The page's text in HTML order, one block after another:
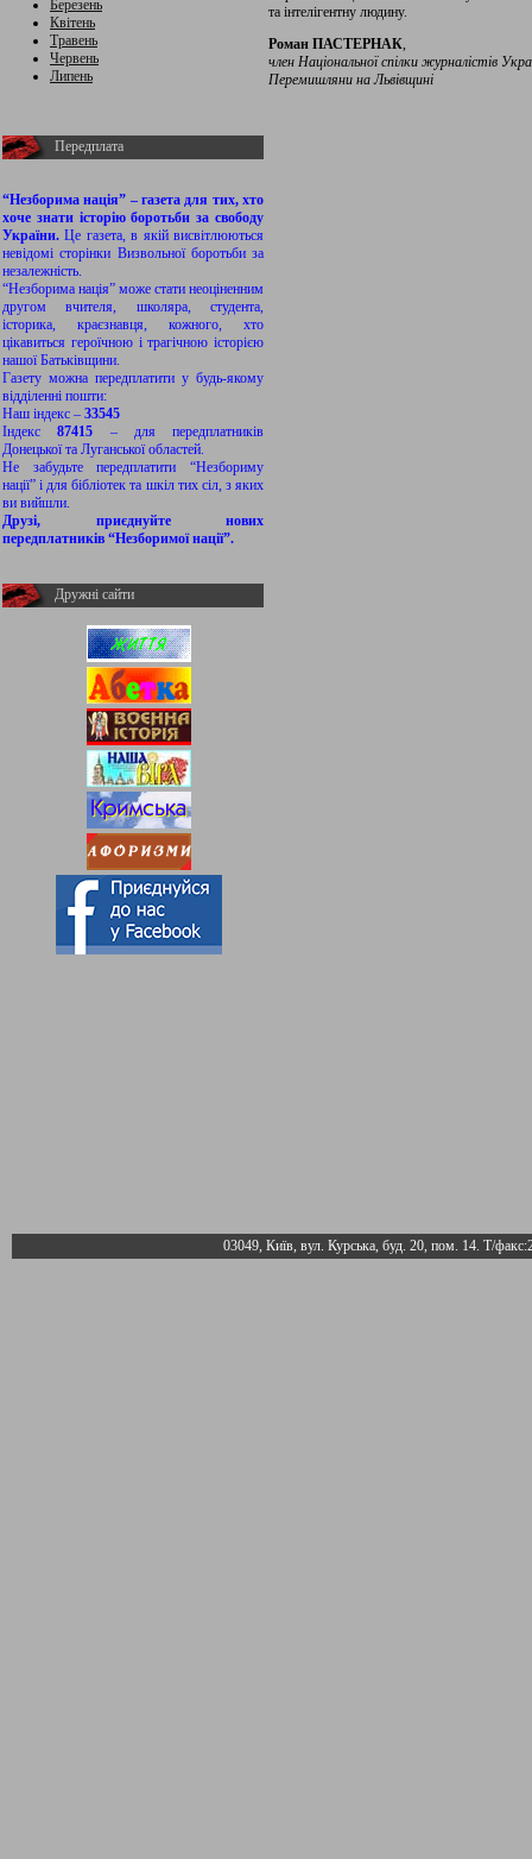
Березень
Квітень
Травень
Червень
Липень
Передплата
“Незборима нація” – газета для тих, хто
хоче знати історію боротьби за свободу
України.Це газета, в якій висвітлюються
невідомі сторінки Визвольної боротьби за
незалежність.
“Незборима нація” може стати неоціненним
другом вчителя, школяра, студента,
історика, краєзнавця, кожного, хто
цікавиться героїчною і трагічною історією
нашої Батьківщини.
Газету можна передплатити у будь-якому
відділенні пошти:
Наш індекс – 33545
Індекс87415 – для передплатників
Донецької та Луганської областей.
Не забудьте передплатити “Незбориму
нації” і для бібліотек та шкіл тих сіл, з яких
ви вийшли.
Друзі, приєднуйте нових
передплатників “Незборимої нації”.
Дружні сайти
та інтелігентну людину.
Роман ПАСТЕРНАК,
член Національної спілки журналістів
Перемишляни на Львівщині
03049, Київ, вул. Курська, буд. 20, пом. 14. Т/